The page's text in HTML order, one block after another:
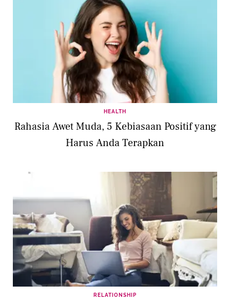
HEALTH
Rahasia Awet Muda, 5 Kebiasaan Positif yang
Harus Anda Terapkan
RELATIONSHIP